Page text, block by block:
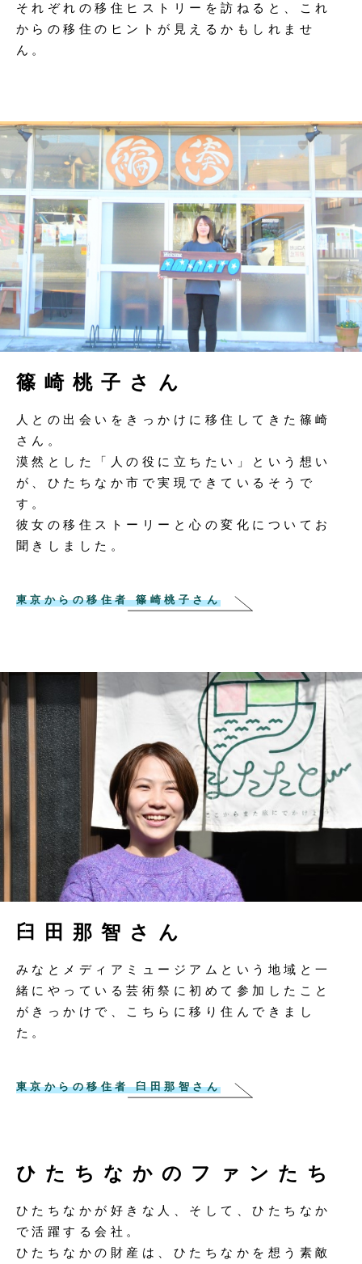
それぞれの移住ヒストリーを訪ねると、これ
からの移住のヒントが見えるかもしれませ
ん。
篠崎桃子さん
人との出会いをきっかけに移住してきた篠崎
さん。
漠然とした「人の役に立ちたい」という想い
が、ひたちなか市で実現できているそうで
す。
彼女の移住ストーリーと心の変化についてお
聞きしました。
東京からの移住者 篠崎桃子さん
臼田那智さん
みなとメディアミュージアムという地域と一
緒にやっている芸術祭に初めて参加したこと
がきっかけで、こちらに移り住んできまし
た。
東京からの移住者 臼田那智さん
ひたちなかのファンたち
ひたちなかが好きな人、そして、ひたちなか
で活躍する会社。
ひたちなかの財産は、ひたちなかを想う素敵